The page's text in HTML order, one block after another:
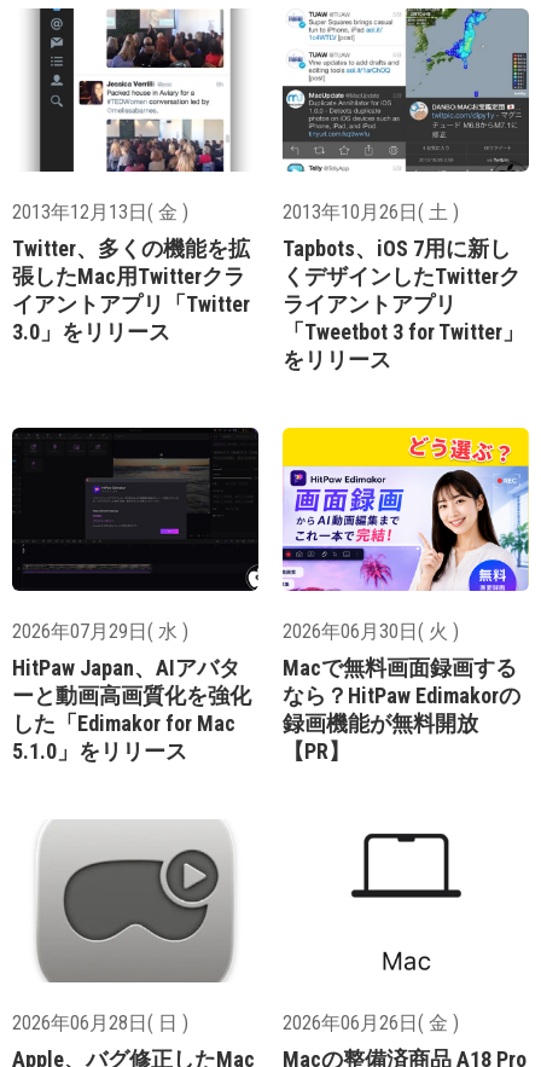
2013年12月13日( 金 )
Twitter、多くの機能を拡
張したMac用Twitterクラ
イアントアプリ「Twitter
3.0」をリリース
2013年10月26日( 土 )
Tapbots、iOS 7用に新し
くデザインしたTwitterク
ライアントアプリ
「Tweetbot 3 for Twitter」
をリリース
2026年07月29日( 水 )
HitPaw Japan、AIアバタ
ーと動画高画質化を強化
した「Edimakor for Mac
5.1.0」をリリース
2026年06月30日( 火 )
Macで無料画面録画する
なら？HitPaw Edimakorの
録画機能が無料開放
【PR】
2026年06月28日( 日 )
Apple、バグ修正したMac
2026年06月26日( 金 )
Macの整備済商品 A18 Pro